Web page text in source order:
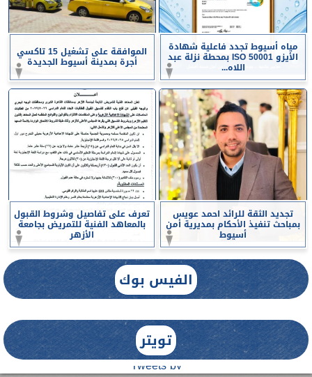
مياه أسيوط تجدد فاعلية شهادة
الأيزو ISO 50001 بمحطة نزلة عبد
اللاه...
الموافقة على تشغيل 15 تاكسي
أجرة بمدينة أسيوط الجديدة
تجديد الثقة للرائد احمد عويس
بمباحث تنفيذ الأحكام بمديرية أمن
أسيوط
تعرف على تفاصيل وشروط القبول
بالمعاهد الفنية للتمريض بجامعة
الأزهر
الفيس بوك
تويتر
Tweets by